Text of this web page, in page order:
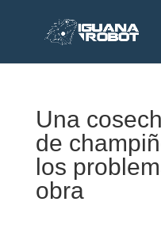
Una
de
los
obra